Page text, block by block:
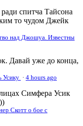
спитча Тайсона
то чудом Джейк
над Джошуа. Известны
Давай уже до конца,
Усику · 4 hours ago
Симфера Усик
Скотт о бое с